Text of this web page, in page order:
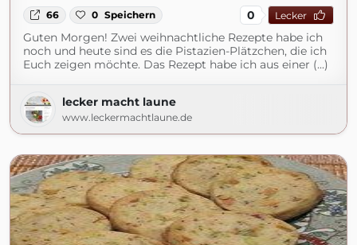
66 0 Speichern 0 Lecker
Guten Morgen! Zwei weihnachtliche Rezepte habe ich
noch und heute sind es die Pistazien-Plätzchen, die ich
Euch zeigen möchte. Das Rezept habe ich aus einer (...)
lecker macht laune
www.leckermachtlaune.de